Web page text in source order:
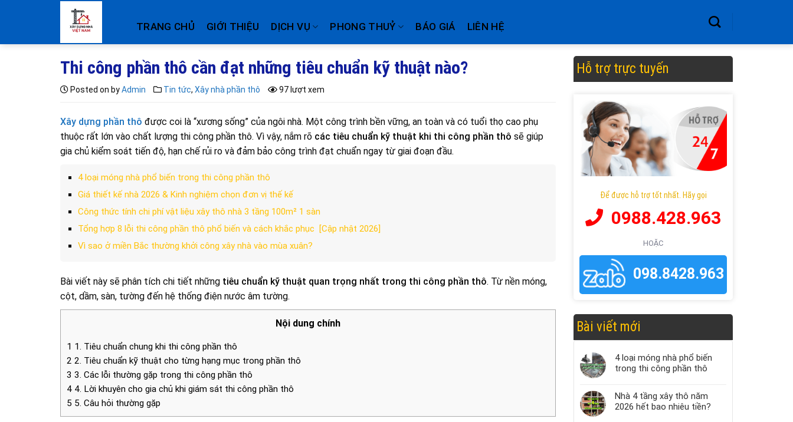
TRANG CHỦ GIỚI THIỆU DỊCH VỤ PHONG THUỶ BÁO GIÁ LIÊN HỆ
Thi công phần thô cần đạt những tiêu chuẩn kỹ thuật nào?
Posted on byAdmin Tin tức, Xây nhà phần thô 97 lượt xem
Xây dựng phần thô được coi là “xương sống” của ngôi nhà. Một công trình bền vững, an toàn và có tuổi thọ cao phụ
thuộc rất lớn vào chất lượng thi công phần thô. Vì vậy, nắm rõ các tiêu chuẩn kỹ thuật khi thi công phần thô sẽ giúp
gia chủ kiểm soát tiến độ, hạn chế rủi ro và đảm bảo công trình đạt chuẩn ngay từ giai đoạn đầu.
4 loại móng nhà phổ biến trong thi công phần thô
Giá thiết kế nhà 2026 & Kinh nghiệm chọn đơn vị thế kế
Công thức tính chi phí vật liệu xây thô nhà 3 tầng 100m² 1 sàn
Tổng hợp 8 lỗi thi công phần thô phổ biến và cách khắc phục [Cập nhật 2026]
Vì sao ở miền Bắc thường khởi công xây nhà vào mùa xuân?
Bài viết này sẽ phân tích chi tiết những tiêu chuẩn kỹ thuật quan trọng nhất trong thi công phần thô. Từ nền móng,
cột, dầm, sàn, tường đến hệ thống điện nước âm tường.
Nội dung chính
1 1. Tiêu chuẩn chung khi thi công phần thô
2 2. Tiêu chuẩn kỹ thuật cho từng hạng mục trong phần thô
3 3. Các lỗi thường gặp trong thi công phần thô
4 4. Lời khuyên cho gia chủ khi giám sát thi công phần thô
5 5. Câu hỏi thường gặp
Hỗ trợ trực tuyến
Để được hỗ trợ tốt nhất. Hãy gọi
0988.428.963
HOẶC
098.8428.963
Bài viết mới
4 loại móng nhà phổ biến
trong thi công phần thô
Nhà 4 tầng xây thô năm
2026 hết bao nhiêu tiền?